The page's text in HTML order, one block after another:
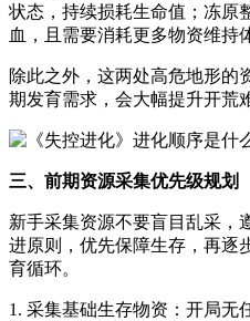
状态，持续损耗生命值；冻原
血，且需要消耗更多物资维持
除此之外，这两处高危地形的
期发育需求，会大幅提升开荒
三、前期资源采集优先级规划
新手采集资源不要盲目乱采，
进原则，优先保障生存，再逐
育循环。
1. 采集基础生存物资：开局无